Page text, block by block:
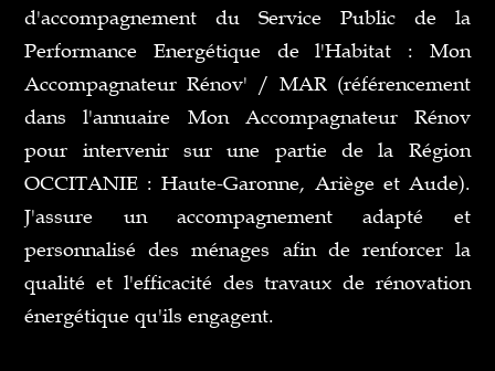
d'accompagnement du Service Public de la
Performance Energétique de l'Habitat : Mon
Accompagnateur Rénov' / MAR (référencement
dans l'annuaire Mon Accompagnateur Rénov
pour intervenir sur une partie de la Région
OCCITANIE : Haute-Garonne, Ariège et Aude).
J'assure un accompagnement adapté et
personnalisé des ménages afin de renforcer la
qualité et l'efficacité des travaux de rénovation
énergétique qu'ils engagent.